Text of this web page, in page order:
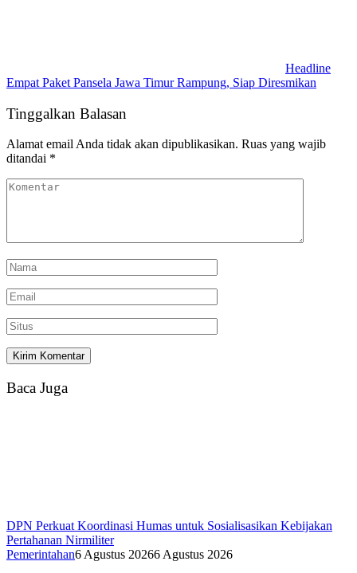
Headline
Empat Paket Pansela Jawa Timur Rampung, Siap Diresmikan
Tinggalkan Balasan
Alamat email Anda tidak akan dipublikasikan. Ruas yang wajib
ditandai *
Baca Juga
DPN Perkuat Koordinasi Humas untuk Sosialisasikan Kebijakan
Pertahanan Nirmiliter
Pemerintahan6 Agustus 20266 Agustus 2026